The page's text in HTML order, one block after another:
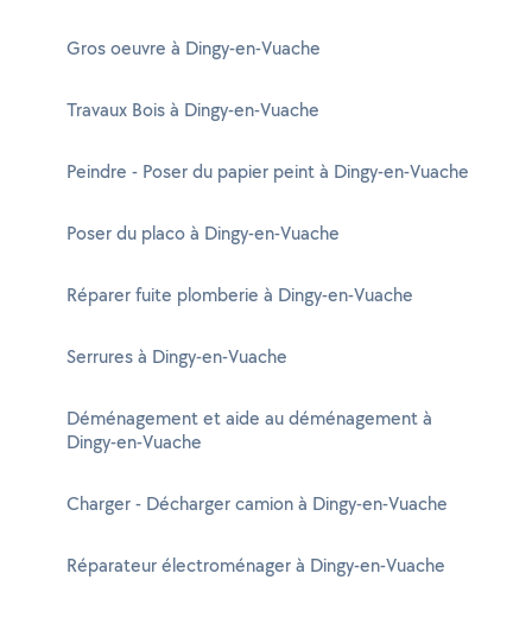
Gros oeuvre à Dingy-en-Vuache
Travaux Bois à Dingy-en-Vuache
Peindre - Poser du papier peint à Dingy-en-Vuache
Poser du placo à Dingy-en-Vuache
Réparer fuite plomberie à Dingy-en-Vuache
Serrures à Dingy-en-Vuache
Déménagement et aide au déménagement à
Dingy-en-Vuache
Charger - Décharger camion à Dingy-en-Vuache
Réparateur électroménager à Dingy-en-Vuache